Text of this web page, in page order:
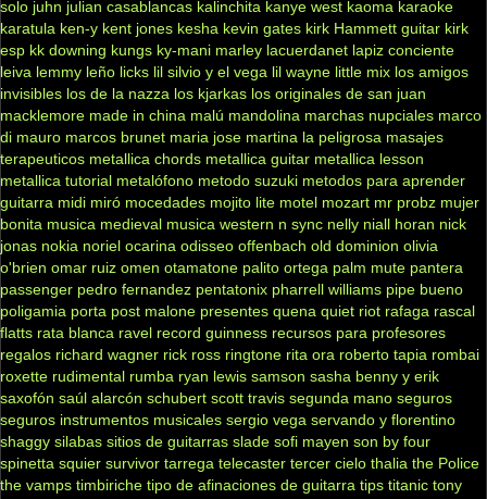
solo juhn julian casablancas kalinchita kanye west kaoma karaoke
karatula ken-y kent jones kesha kevin gates kirk Hammett guitar kirk
esp kk downing kungs ky-mani marley lacuerdanet lapiz conciente
leiva lemmy leño licks lil silvio y el vega lil wayne little mix los amigos
invisibles los de la nazza los kjarkas los originales de san juan
macklemore made in china malú mandolina marchas nupciales marco
di mauro marcos brunet maria jose martina la peligrosa masajes
terapeuticos metallica chords metallica guitar metallica lesson
metallica tutorial metalófono metodo suzuki metodos para aprender
guitarra midi miró mocedades mojito lite motel mozart mr probz mujer
bonita musica medieval musica western n sync nelly niall horan nick
jonas nokia noriel ocarina odisseo offenbach old dominion olivia
o'brien omar ruiz omen otamatone palito ortega palm mute pantera
passenger pedro fernandez pentatonix pharrell williams pipe bueno
poligamia porta post malone presentes quena quiet riot rafaga rascal
flatts rata blanca ravel record guinness recursos para profesores
regalos richard wagner rick ross ringtone rita ora roberto tapia rombai
roxette rudimental rumba ryan lewis samson sasha benny y erik
saxofón saúl alarcón schubert scott travis segunda mano seguros
seguros instrumentos musicales sergio vega servando y florentino
shaggy silabas sitios de guitarras slade sofi mayen son by four
spinetta squier survivor tarrega telecaster tercer cielo thalia the Police
the vamps timbiriche tipo de afinaciones de guitarra tips titanic tony